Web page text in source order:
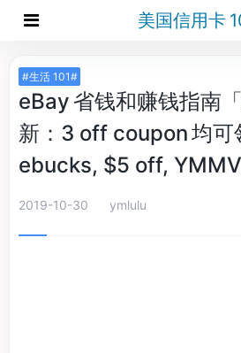
美国信用卡
#生活 101#
eBay 省钱和赚钱指南
新：3 off coupon 均可
ebucks, $5 off, YMMV
2019-10-30 ymlulu